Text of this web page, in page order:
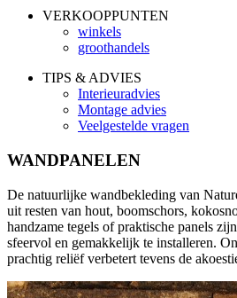
VERKOOPPUNTEN
winkels
groothandels
TIPS & ADVIES
Interieuradvies
Montage advies
Veelgestelde vragen
WANDPANELEN
De natuurlijke wandbekleding van
uit resten van hout, boomschors,
handzame tegels of praktische panels
sfeervol en gemakkelijk te installeren.
prachtig reliëf verbetert tevens de